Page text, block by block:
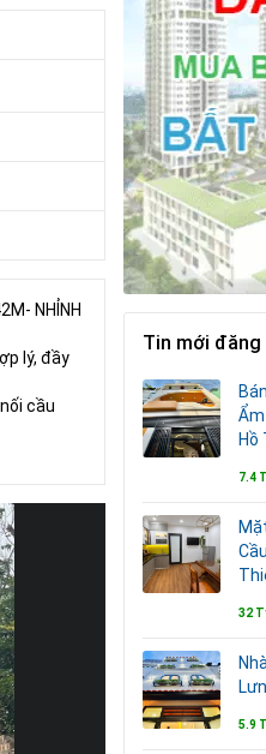
NHỈNH
lý, đầy
cầu
Tin mới đăng
Hồ
7.4
32
5.9